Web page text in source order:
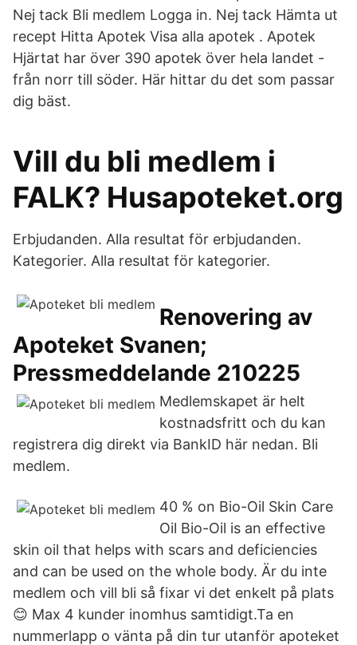
Nej tack Bli medlem Logga in. Nej tack Hämta ut
recept Hitta Apotek Visa alla apotek . Apotek
Hjärtat har över 390 apotek över hela landet -
från norr till söder. Här hittar du det som passar
dig bäst.
Vill du bli medlem i
FALK? Husapoteket.org
Erbjudanden. Alla resultat för erbjudanden.
Kategorier. Alla resultat för kategorier.
Renovering av
Apoteket Svanen;
Pressmeddelande 210225
Medlemskapet är helt
kostnadsfritt och du kan
registrera dig direkt via BankID här nedan. Bli
medlem.
40 % on Bio-Oil Skin Care
Oil Bio-Oil is an effective
skin oil that helps with scars and deficiencies
and can be used on the whole body. Är du inte
medlem och vill bli så fixar vi det enkelt på plats
😊 Max 4 kunder inomhus samtidigt.Ta en
nummerlapp o vänta på din tur utanför apoteket